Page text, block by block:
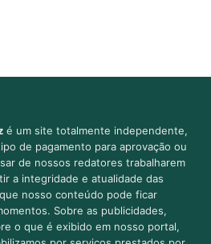
é um site totalmente independente,
de pagamento para aprovação ou
de nossos redatores trabalharem
a integridade e atualidade das
nosso conteúdo pode ficar
Sobre as publicidades,
o que é exibido em nosso portal,